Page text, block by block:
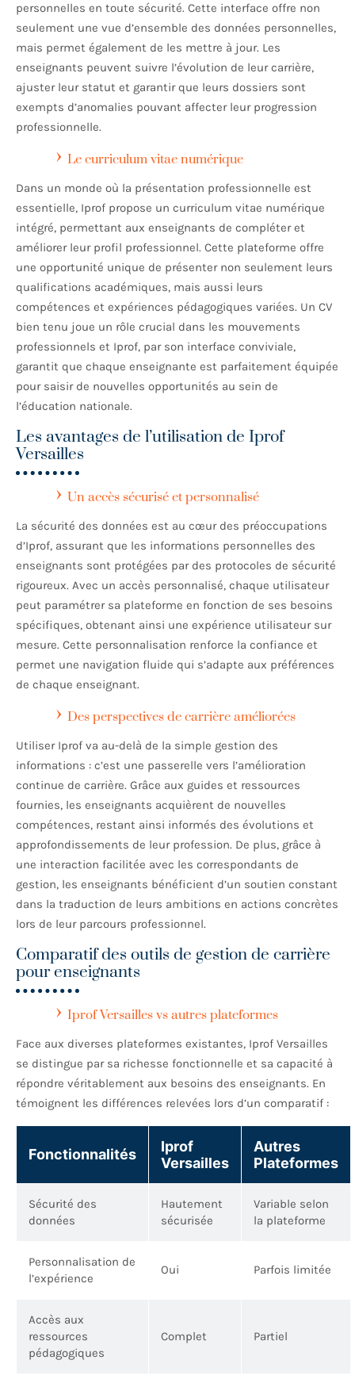
personnelles en toute sécurité. Cette interface offre non
seulement une vue d’ensemble des données personnelles,
mais permet également de les mettre à jour. Les
enseignants peuvent suivre l’évolution de leur carrière,
ajuster leur statut et garantir que leurs dossiers sont
exempts d’anomalies pouvant affecter leur progression
professionnelle.
Le curriculum vitae numérique
Dans un monde où la présentation professionnelle est
essentielle, Iprof propose un curriculum vitae numérique
intégré, permettant aux enseignants de compléter et
améliorer leur profil professionnel. Cette plateforme offre
une opportunité unique de présenter non seulement leurs
qualifications académiques, mais aussi leurs
compétences et expériences pédagogiques variées. Un CV
bien tenu joue un rôle crucial dans les mouvements
professionnels et Iprof, par son interface conviviale,
garantit que chaque enseignante est parfaitement équipée
pour saisir de nouvelles opportunités au sein de
l’éducation nationale.
Les avantages de l’utilisation de Iprof
Versailles
Un accès sécurisé et personnalisé
La sécurité des données est au cœur des préoccupations
d’Iprof, assurant que les informations personnelles des
enseignants sont protégées par des protocoles de sécurité
rigoureux. Avec un accès personnalisé, chaque utilisateur
peut paramétrer sa plateforme en fonction de ses besoins
spécifiques, obtenant ainsi une expérience utilisateur sur
mesure. Cette personnalisation renforce la confiance et
permet une navigation fluide qui s’adapte aux préférences
de chaque enseignant.
Des perspectives de carrière améliorées
Utiliser Iprof va au-delà de la simple gestion des
informations : c’est une passerelle vers l’amélioration
continue de carrière. Grâce aux guides et ressources
fournies, les enseignants acquièrent de nouvelles
compétences, restant ainsi informés des évolutions et
approfondissements de leur profession. De plus, grâce à
une interaction facilitée avec les correspondants de
gestion, les enseignants bénéficient d’un soutien constant
dans la traduction de leurs ambitions en actions concrètes
lors de leur parcours professionnel.
Comparatif des outils de gestion de carrière
pour enseignants
Iprof Versailles vs autres plateformes
Face aux diverses plateformes existantes, Iprof Versailles
se distingue par sa richesse fonctionnelle et sa capacité à
répondre véritablement aux besoins des enseignants. En
témoignent les différences relevées lors d’un comparatif :
Fonctionnalités
Iprof
Versailles
Autres
Plateformes
Sécurité des
données
Hautement
sécurisée
Variable selon
la plateforme
Personnalisation de
l’expérience
Oui Parfois limitée
Accès aux
ressources
pédagogiques
Complet Partiel